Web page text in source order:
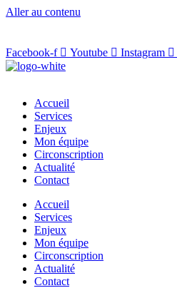
Aller au contenu
Facebook-f Youtube Instagram
Accueil
Services
Enjeux
Mon équipe
Circonscription
Actualité
Contact
Accueil
Services
Enjeux
Mon équipe
Circonscription
Actualité
Contact